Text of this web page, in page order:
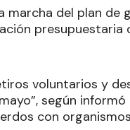
del plan de
presupuestaria
voluntarios y
según informó
con